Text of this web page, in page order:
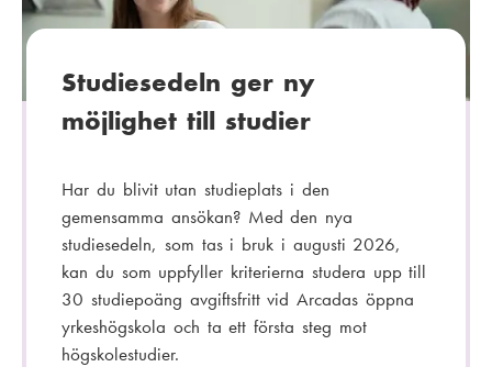
Studiesedeln ger ny
möjlighet till studier
Har du blivit utan studieplats i den
gemensamma ansökan? Med den nya
studiesedeln, som tas i bruk i augusti 2026,
kan du som uppfyller kriterierna studera upp till
30 studiepoäng avgiftsfritt vid Arcadas öppna
yrkeshögskola och ta ett första steg mot
högskolestudier.
i